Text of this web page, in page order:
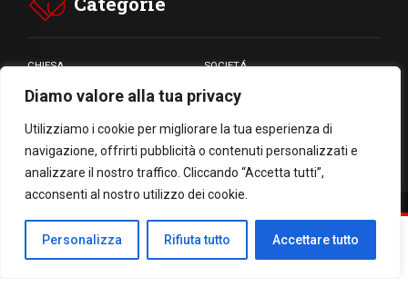
Diamo valore alla tua privacy
Utilizziamo i cookie per migliorare la tua esperienza di
navigazione, offrirti pubblicità o contenuti personalizzati e
analizzare il nostro traffico. Cliccando “Accetta tutti”,
acconsenti al nostro utilizzo dei cookie.
Personalizza Rifiuta tutto Accettare tutto
CHIESA SOCIETÁ
CARITÁ GIUBILEO
CULTURA MEDIA
Facebook
WhatsApp
Threads
Email
Condividi